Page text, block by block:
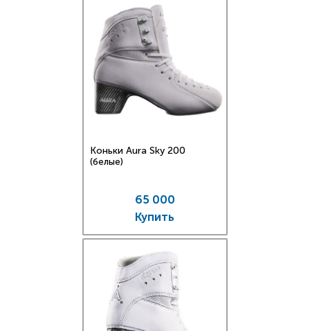
Коньки Aura Sky 200
(белые)
65 000
Купить